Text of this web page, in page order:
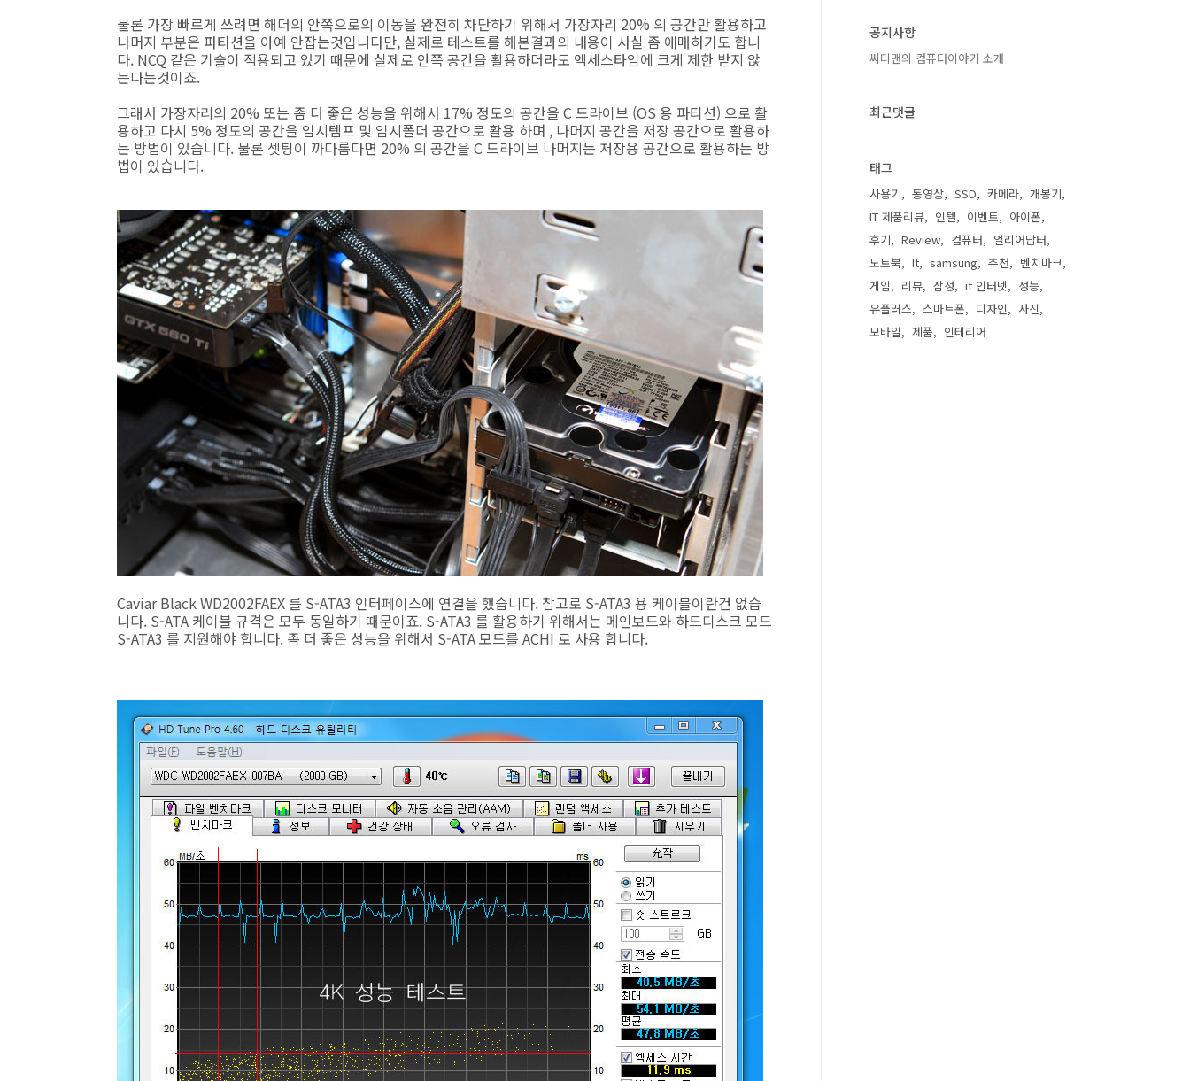
물론 가장 빠르게 쓰려면 해더의 안쪽으로의 이동을 완전히 차단하기 위해서 가장자리 20% 의 공간만 활용하고
나머지 부분은 파티션을 아예 안잡는것입니다만, 실제로 테스트를 해본결과의 내용이 사실 좀 애매하기도 합니
다. NCQ 같은 기술이 적용되고 있기 때문에 실제로 안쪽 공간을 활용하더라도 엑세스타임에 크게 제한 받지 않
는다는것이죠.
그래서 가장자리의 20% 또는 좀 더 좋은 성능을 위해서 17% 정도의 공간을 C 드라이브 (OS 용 파티션) 으로 활
용하고 다시 5% 정도의 공간을 임시템프 및 임시폴더 공간으로 활용 하며 , 나머지 공간을 저장 공간으로 활용하
는 방법이 있습니다. 물론 셋팅이 까다롭다면 20% 의 공간을 C 드라이브 나머지는 저장용 공간으로 활용하는 방
법이 있습니다.
Caviar Black WD2002FAEX 를 S-ATA3 인터페이스에 연결을 했습니다. 참고로 S-ATA3 용 케이블이란건 없습
니다. S-ATA 케이블 규격은 모두 동일하기 때문이죠. S-ATA3 를 활용하기 위해서는 메인보드와 하드디스크 모드
S-ATA3 를 지원해야 합니다. 좀 더 좋은 성능을 위해서 S-ATA 모드를 ACHI 로 사용 합니다.
공지사항
씨디맨의 컴퓨터이야기 소개
최근댓글
태그
사용기 동영상 SSD 카메라
개봉기
IT 제품리뷰
인텔 이벤트
아이폰
후기
Review 컴퓨터
얼리어답터
노트북
It samsung 추천
벤치마크
게임
리뷰 삼성 it 인터넷
성능
유플러스
스마트폰 디자인
사진
모바일
제품 인테리어